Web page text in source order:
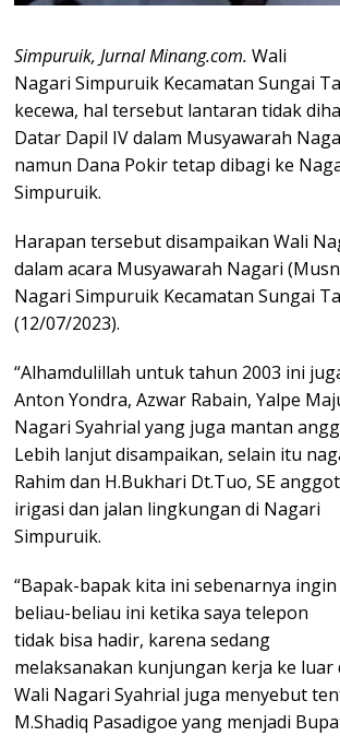
Simpuruik, Jurnal Minang.com. Wali
Nagari Simpuruik Kecamatan Sungai
kecewa, hal tersebut lantaran tidak
Datar Dapil IV dalam Musyawarah
namun Dana Pokir tetap dibagi ke
Simpuruik.
Harapan tersebut disampaikan Wali
dalam acara Musyawarah Nagari
Nagari Simpuruik Kecamatan Sungai
(12/07/2023).
“Alhamdulillah untuk tahun 2003 ini
Anton Yondra, Azwar Rabain, Yalpe
Nagari Syahrial yang juga mantan
Lebih lanjut disampaikan, selain itu
Rahim dan H.Bukhari Dt.Tuo, SE
irigasi dan jalan lingkungan di Nagari
Simpuruik.
“Bapak-bapak kita ini sebenarnya
beliau-beliau ini ketika saya telepon
tidak bisa hadir, karena sedang
melaksanakan kunjungan kerja ke luar
Wali Nagari Syahrial juga menyebut
M.Shadiq Pasadigoe yang menjadi